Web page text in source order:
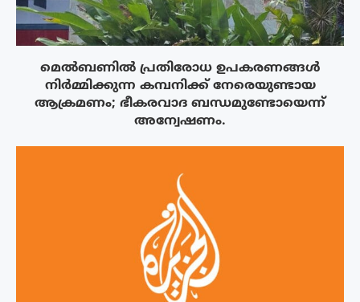
മെൽബണിൽ പ്രതിരോധ ഉപകരണങ്ങൾ
നിർമ്മിക്കുന്ന കമ്പനിക്ക് നേരെയുണ്ടായ
ആക്രമണം; ഭീകരവാദ ബന്ധമുണ്ടോയെന്ന്
അന്വേഷണം.